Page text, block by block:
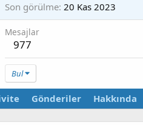
Son görülme 20 Kas 2023
Mesajlar
977
Bul
Gönderiler Hakkında